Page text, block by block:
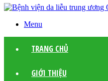
Menu
TRANG CHỦ
GIỚI THIỆU